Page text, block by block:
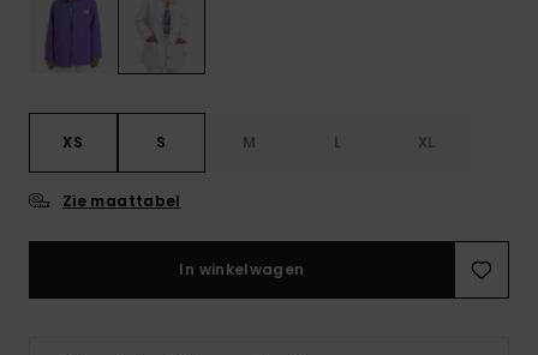
XS S M L XL
Zie maattabel
In winkelwagen